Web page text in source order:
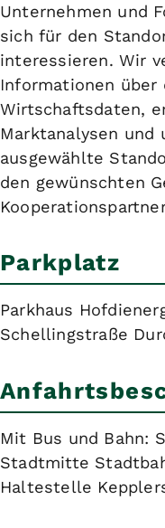
Unternehmen und
sich für den
interessieren. Wir
Informationen
Wirtschaftsdaten,
Marktanalysen
ausgewählte
den gewünschten
Parkplatz
Parkhaus
Schellingstraße
Mit Bus und Bahn:
Stadtmitte
Haltestelle